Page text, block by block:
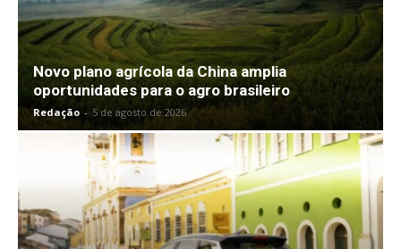
Novo plano agrícola da China amplia
oportunidades para o agro brasileiro
Redação - 5 de agosto de 2026